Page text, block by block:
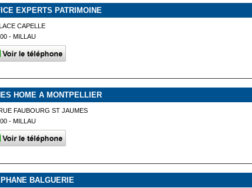
EXPERTS PATRIMOINE
CAPELLE
- MILLAU
HOME A MONTPELLIER
FAUBOURG ST JAUMES
- MILLAU
BALGUERIE